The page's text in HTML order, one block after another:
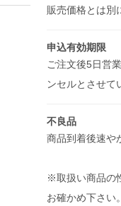
販売価格とは別
申込有効期限
ご注文後5日営
ンセルとさせて
不良品
商品到着後速や
※取扱い商品の
お確かめ下さい